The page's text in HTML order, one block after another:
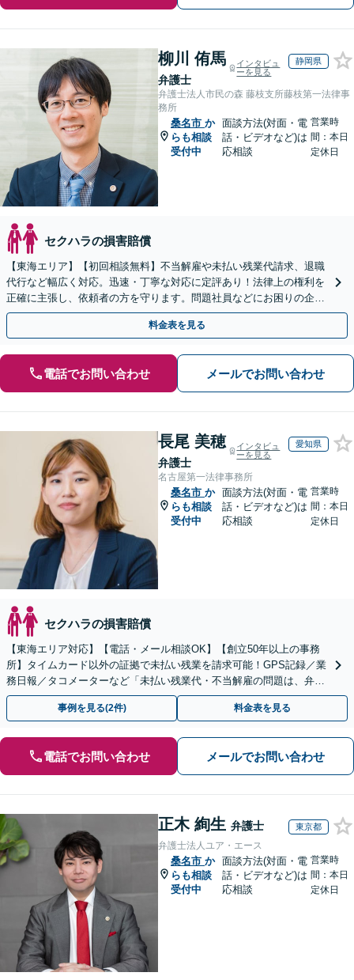
柳川 侑馬
弁護士
インタビュ
ーを見る
静岡県
弁護士法人市民の森 藤枝支所藤枝第一法律事
務所
桑名市 か
らも相談
受付中
面談方法(対面・電
話・ビデオなど)は
応相談
営業時
間：本日
定休日
セクハラの損害賠償
【東海エリア】【初回相談無料】不当解雇や未払い残業代請求、退職
代行など幅広く対応。迅速・丁寧な対応に定評あり！法律上の権利を
正確に主張し、依頼者の方を守ります。問題社員などにお困りの企業
さまもぜひご相談ください【電話相談可】【法テラス可】
料金表を見る
電話でお問い合わせ メールでお問い合わせ
長尾 美穂
弁護士
インタビュ
ーを見る
愛知県
名古屋第一法律事務所
桑名市 か
らも相談
受付中
面談方法(対面・電
話・ビデオなど)は
応相談
営業時
間：本日
定休日
セクハラの損害賠償
【東海エリア対応】【電話・メール相談OK】【創立50年以上の事務
所】タイムカード以外の証拠で未払い残業を請求可能！GPS記録／業
務日報／タコメーターなど「未払い残業代・不当解雇の問題は、弁護
士に相談して適切に対処しましょう」【初回相談無料】
事例を見る(2件) 料金表を見る
電話でお問い合わせ メールでお問い合わせ
正木 絢生 弁護士 東京都
弁護士法人ユア・エース
桑名市 か
らも相談
受付中
面談方法(対面・電
話・ビデオなど)は
応相談
営業時
間：本日
定休日